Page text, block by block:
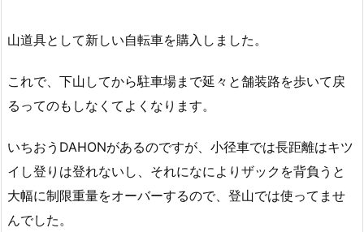
山道具として新しい自転車を購入しました。
これで、下山してから駐車場まで延々と舗装路を歩いて戻
るってのもしなくてよくなります。
いちおうDAHONがあるのですが、小径車では長距離はキツ
イし登りは登れないし、それになによりザックを背負うと
大幅に制限重量をオーバーするので、登山では使ってませ
んでした。